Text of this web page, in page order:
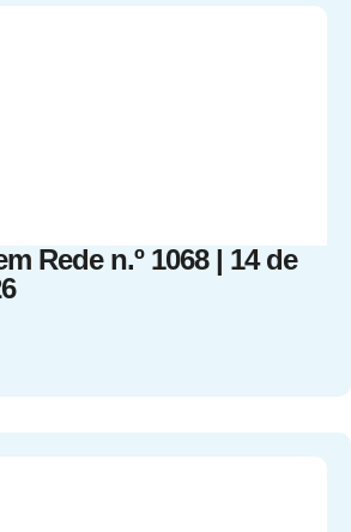
Rede n.º 1068 | 14 de